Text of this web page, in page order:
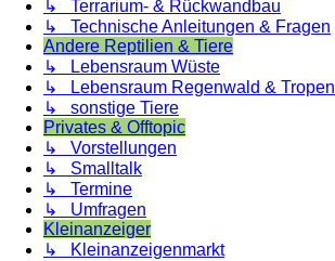
↳ Terrarium- & Rückwandbau
↳ Technische Anleitungen & Fragen
Andere Reptilien & Tiere
↳ Lebensraum Wüste
↳ Lebensraum Regenwald & Tropen
↳ sonstige Tiere
Privates & Offtopic
↳ Vorstellungen
↳ Smalltalk
↳ Termine
↳ Umfragen
Kleinanzeiger
↳ Kleinanzeigenmarkt